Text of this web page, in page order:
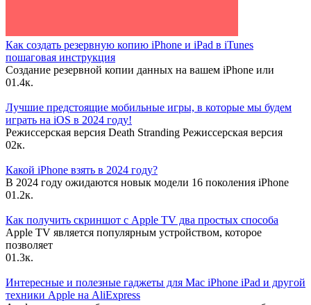
Как создать резервную копию iPhone и iPad в iTunes
пошаговая инструкция
Создание резервной копии данных на вашем iPhone или
01.4к.
Лучшие предстоящие мобильные игры, в которые мы будем
играть на iOS в 2024 году!
Режиссерская версия Death Stranding Режиссерская версия
02к.
Какой iPhone взять в 2024 году?
В 2024 году ожидаются новык модели 16 поколения iPhone
01.2к.
Как получить скриншот с Apple TV два простых способа
Apple TV является популярным устройством, которое
позволяет
01.3к.
Интересные и полезные гаджеты для Mac iPhone iPad и другой
техники Apple на AliExpress